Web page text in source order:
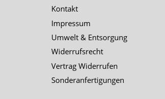
Kontakt
Impressum
Umwelt & Entsorgung
Widerrufsrecht
Vertrag Widerrufen
Sonderanfertigungen